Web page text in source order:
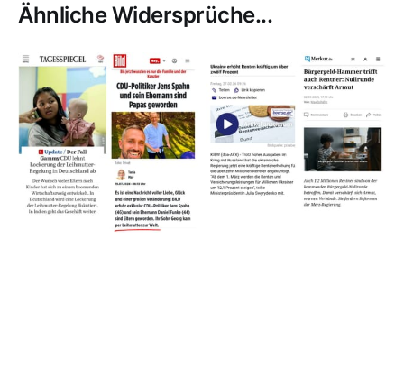
Ähnliche Widersprüche...